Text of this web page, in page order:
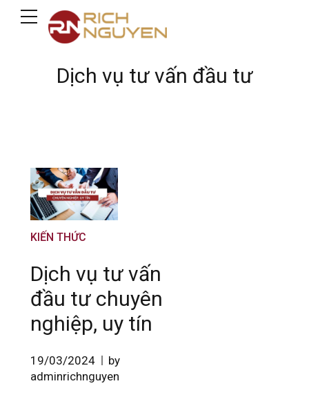
Dịch vụ tư vấn đầu tư
KIẾN THỨC
Dịch vụ tư vấn
đầu tư chuyên
nghiệp, uy tín
19/03/2024
by
adminrichnguyen